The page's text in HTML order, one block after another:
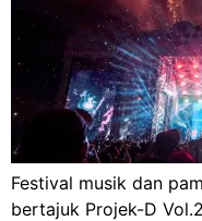
Festival musik dan
bertajuk Projek-D